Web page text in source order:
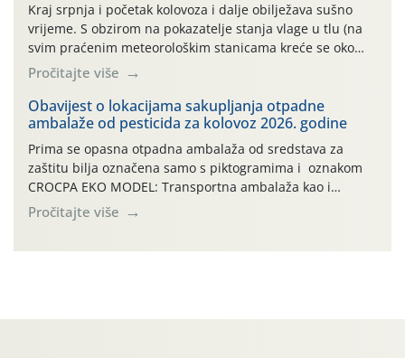
Kraj srpnja i početak kolovoza i dalje obilježava sušno
vrijeme. S obzirom na pokazatelje stanja vlage u tlu (na
svim praćenim meteorološkim stanicama kreće se oko
maksimalne vrijednosti od cb 200) jabuke se još i dobro,
vizualno, drže. To, međutim, ne umanjuje dugoročni
negativan učinak stresa na biljke, koji, ako se on ponavlja
više godina […]
Pročitajte više
Obavijest o lokacijama sakupljanja otpadne
ambalaže od pesticida za kolovoz 2026. godine
Prima se opasna otpadna ambalaža od sredstava za
zaštitu bilja označena samo s piktogramima i oznakom
CROCPA EKO MODEL: Transportna ambalaža kao i
ambalaža drugih proizvoda koji nisu sredstva za zaštitu
bilja (npr. ambalaža od mineralnih gnojiva,) se ne
Pročitajte više